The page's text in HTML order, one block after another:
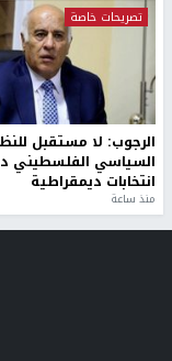
تصريحات خاصة
الرجوب: لا مستقبل
السياسي الفلسطيني
انتخابات ديمقراطية
منذ ساعة